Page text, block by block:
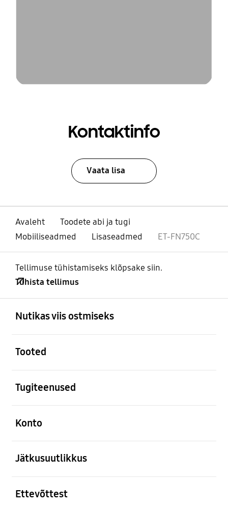
Kontaktinfo
Vaata lisa
Avaleht
Toodete abi ja tugi
Mobiiliseadmed
Lisaseadmed ET-FN750C
Tellimuse tühistamiseks klõpsake siin.
Tühista tellimus
Nutikas viis ostmiseks
Tooted
Tugiteenused
Konto
Jätkusuutlikkus
Ettevõttest